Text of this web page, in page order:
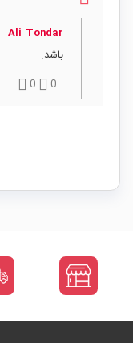
Ali Tondar
باشد.
0
0